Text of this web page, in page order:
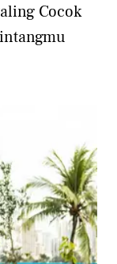
Cocok